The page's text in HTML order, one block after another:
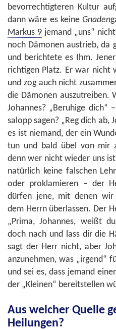
bevorrechtigteren Kultur
dann wäre es keine Gnaden
Markus 9 jemand „uns“
noch Dämonen austrieb, da
und berichtete es Ihm.
richtigen Platz. Er war nicht
und zog auch nicht
die Dämonen auszutreiben.
Johannes? „Beruhige
salopp sagen? „Reg dich ab,
es ist niemand, der ein
tun und bald übel von mir
denn wer nicht wieder uns
natürlich keine falschen
oder proklamieren – der
dürfen jene, mit denen wir
dem Herrn überlassen. Der
„Prima, Johannes, weißt
doch nach und lass dir die
sagt der Herr nicht, aber
anzunehmen, was „irgend“
und sei es, dass jemand
der „Kleinen“ bereitstellen
Aus welcher Quelle
Heilungen?